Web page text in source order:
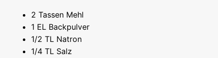
2 Tassen Mehl
1 EL Backpulver
1/2 TL Natron
1/4 TL Salz